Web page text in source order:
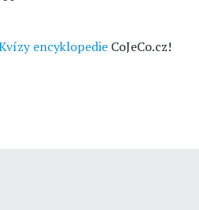
encyklopedie CoJeCo.cz!